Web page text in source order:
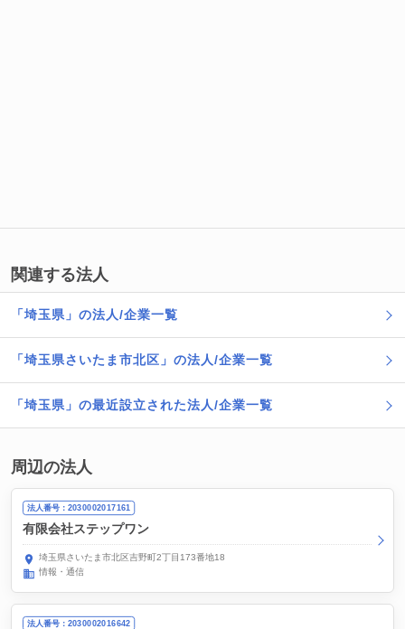
関連する法人
「埼玉県」の法人/企業一覧
「埼玉県さいたま市北区」の法人/企業一覧
「埼玉県」の最近設立された法人/企業一覧
周辺の法人
法人番号：2030002017161
有限会社ステップワン
埼玉県さいたま市北区吉野町2丁目173番地18
情報・通信
法人番号：2030002016642